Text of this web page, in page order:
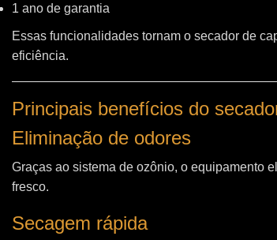
1 ano de garantia
Essas funcionalidades tornam o secador de
eficiência.
Principais benefícios do
Eliminação de odores
Graças ao sistema de ozônio, o equipamento
fresco.
Secagem rápida